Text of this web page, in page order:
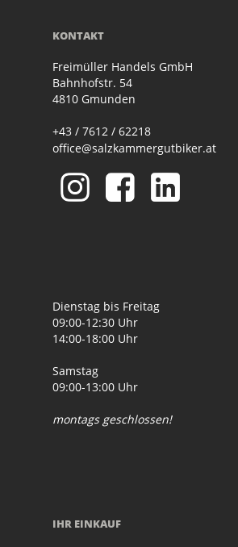
KONTAKT
Freimüller Handels GmbH
Bahnhofstr. 54
4810 Gmunden
+43 / 7612 / 62218
office@salzkammergutbiker.at
Dienstag bis Freitag
09:00-12:30 Uhr
14:00-18:00 Uhr
Samstag
09:00-13:00 Uhr
montags geschlossen!
IHR EINKAUF